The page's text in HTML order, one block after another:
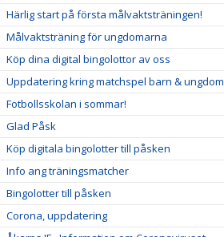
Härlig start på första målvaktsträningen!
Målvaktsträning för ungdomarna
Köp dina digital bingolottor av oss
Uppdatering kring matchspel barn & ungdom
Fotbollsskolan i sommar!
Glad Påsk
Köp digitala bingolotter till påsken
Info ang träningsmatcher
Bingolotter till påsken
Corona, uppdatering